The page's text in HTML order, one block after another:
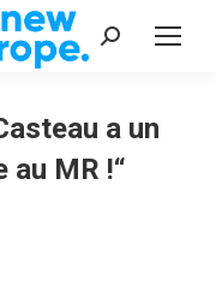
Recherche
a un
au MR !“